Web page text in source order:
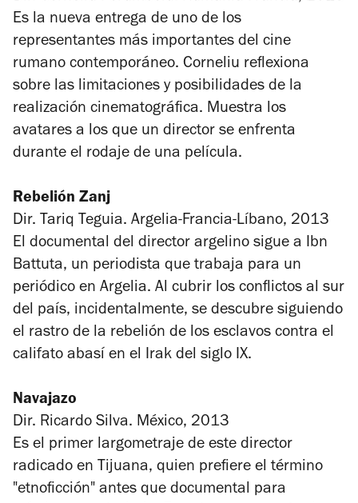
Es la nueva entrega de uno de los
representantes más importantes del cine
rumano contemporáneo. Corneliu reflexiona
sobre las limitaciones y posibilidades de la
realización cinematográfica. Muestra los
avatares a los que un director se enfrenta
durante el rodaje de una película.
Rebelión Zanj
Dir. Tariq Teguia. Argelia-Francia-Líbano, 2013
El documental del director argelino sigue a Ibn
Battuta, un periodista que trabaja para un
periódico en Argelia. Al cubrir los conflictos al sur
del país, incidentalmente, se descubre siguiendo
el rastro de la rebelión de los esclavos contra el
califato abasí en el Irak del siglo IX.
Navajazo
Dir. Ricardo Silva. México, 2013
Es el primer largometraje de este director
radicado en Tijuana, quien prefiere el término
"etnoficción" antes que documental para